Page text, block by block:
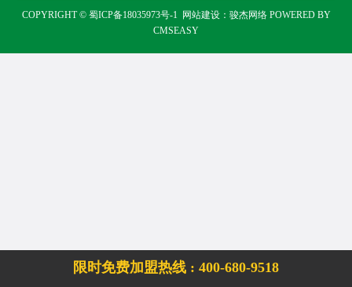
COPYRIGHT © 蜀ICP备18035973号-1网站建设： 骏杰网络POWERED BY
CMSEASY
限时免费加盟热线 : 400-680-9518